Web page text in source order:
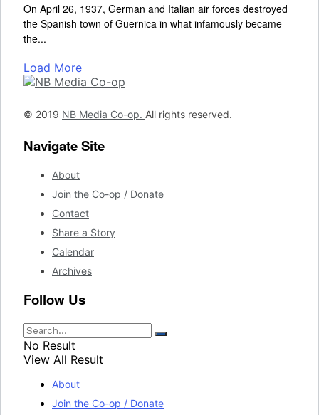
On April 26, 1937, German and Italian air forces destroyed
the Spanish town of Guernica in what infamously became
the...
Load More
© 2019 NB Media Co-op. All rights reserved.
Navigate Site
About
Join the Co-op / Donate
Contact
Share a Story
Calendar
Archives
Follow Us
No Result
View All Result
About
Join the Co-op / Donate